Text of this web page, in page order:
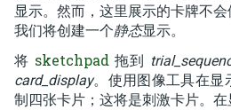
显示。然而，这里展示的卡牌不会
我们将创建一个静态显示。
将 sketchpad 拖到
card_display。使用图像工具在显
制四张卡片；这将是刺激卡片。